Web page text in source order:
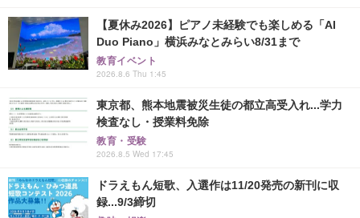
【夏休み2026】ピアノ未経験でも楽しめる「AI
Duo Piano」横浜みなとみらい8/31まで
教育イベント
2026.8.6 Thu 1:45
東京都、熊本地震被災生徒の都立高受入れ...学力
検査なし・授業料免除
教育・受験
2026.8.5 Wed 17:45
ドラえもん短歌、入選作は11/20発売の新刊に収
録...9/3締切